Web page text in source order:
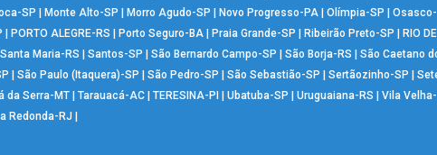
SP | Monte Alto-SP | Morro Agudo-SP | Novo Progresso-PA | Olímpia-SP | Osasco-
| PORTO ALEGRE-RS | Porto Seguro-BA| Praia Grande-SP | Ribeirão Preto-SP | RIO DE
Santa Maria-RS | Santos-SP | São Bernardo Campo-SP | São Borja-RS | São Caetano
| São Paulo (Itaquera)-SP | São Pedro-SP | São Sebastião-SP | Sertãozinho-SP |
da Serra-MT| Tarauacá-AC| TERESINA-PI | Ubatuba-SP | Uruguaiana-RS | Vila Velha-
Redonda-RJ |